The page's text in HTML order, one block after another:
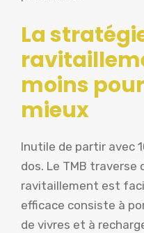
La
moins
mieux
Inutile de partir avec
dos. Le TMB traverse
ravitaillement est
efficace consiste à
de vivres et à